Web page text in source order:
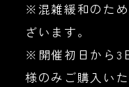
※混雑緩和のた
ざいます。
※開催初日から3
様のみご購入いた